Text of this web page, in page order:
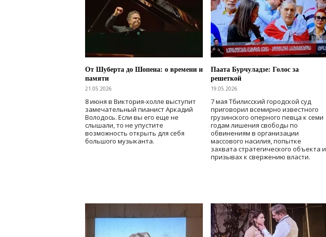
От Шуберта до Шопена: о времени и
памяти
21.05.2026
8 июня в Виктория-холле выступит
замечательный пианист Аркадий
Володось. Если вы его еще не
слышали, то не упустите
возможность открыть для себя
большого музыканта.
Паата Бурчуладзе: Голос за
решеткой
19.05.2026
7 мая Тбилисский городской суд
приговорил всемирно известного
грузинского оперного певца к семи
годам лишения свободы по
обвинениям в организации
массового насилия, попытке
захвата стратегического объекта и
призывах к свержению власти.